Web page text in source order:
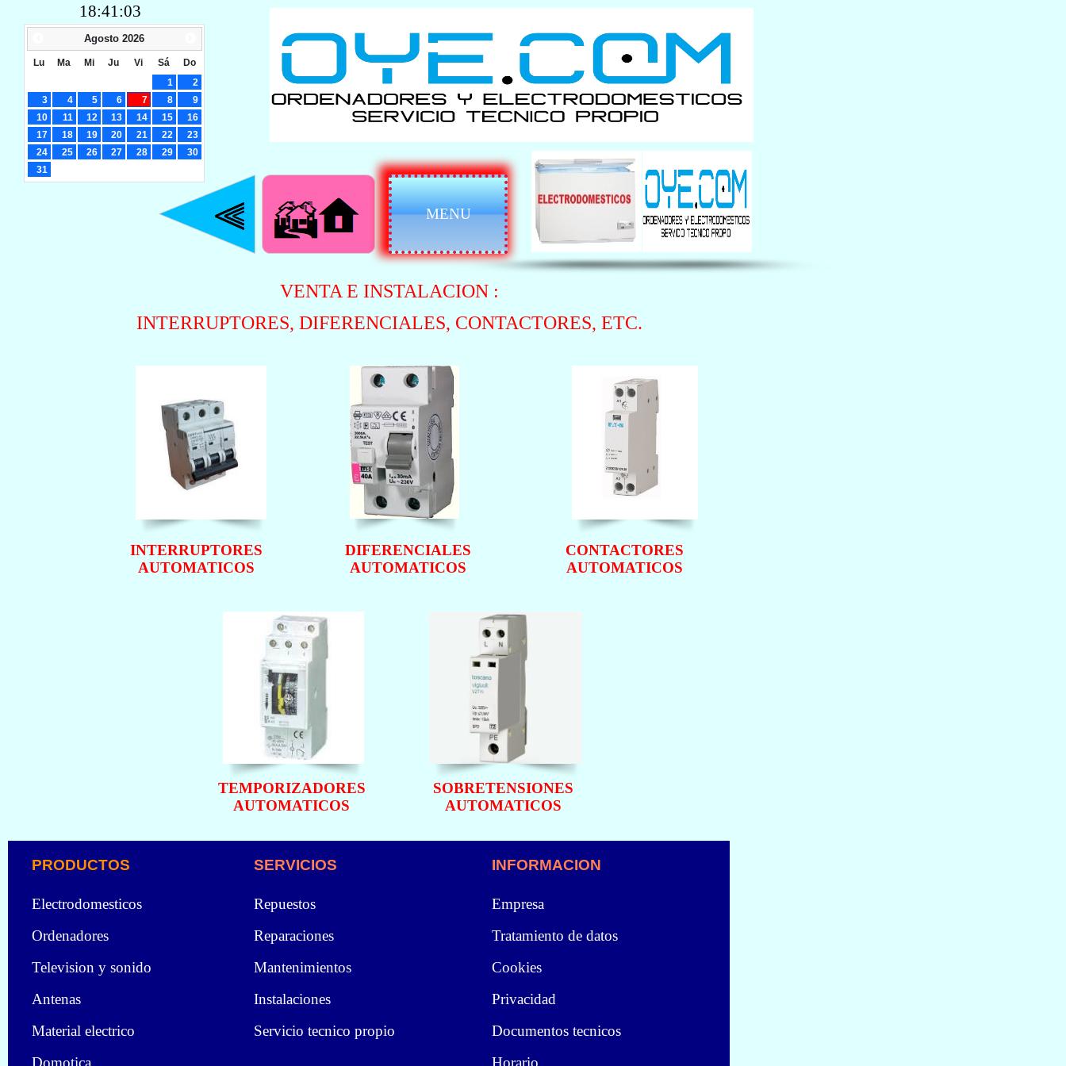
INTERRUPTORES
AUTOMATICOS
DIFERENCIALES
AUTOMATICOS
CONTACTORES
AUTOMATICOS
TEMPORIZADORES
AUTOMATICOS
SOBRETENSIONES
AUTOMATICOS
18:41:04
Agosto 2026
Lu Ma Mi Ju Vi Sá
Do
1
2
3
4 5 6 7 8
9
10
11 12 13 14 15
16
17
18 19 20 21 22
23
24
25 26 27 28 29
30
31
VENTA E INSTALACION :
INTERRUPTORES, DIFERENCIALES, CONTACTORES, ETC.
Repuestos
Reparaciones
Mantenimientos
Instalaciones
Servicio tecnico propio
Electrodomesticos
Ordenadores
Television y sonido
Antenas
Material electrico
Domotica
Empresa
Tratamiento de datos
Cookies
Privacidad
Documentos tecnicos
Horario
INFORMACION
PRODUCTOS SERVICIOS
MENU